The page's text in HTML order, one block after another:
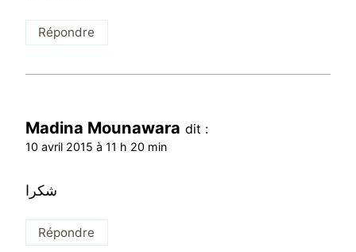
Répondre
Madina Mounawara dit :
10 avril 2015 à 11 h 20 min
شكرا
Répondre